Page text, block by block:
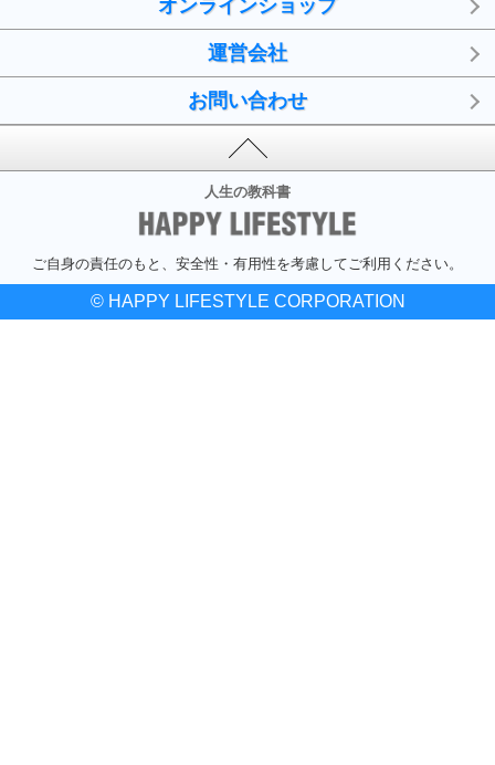
オンラインショップ
運営会社
お問い合わせ
人生の教科書
ご自身の責任のもと、安全性・有用性を考慮してご利用ください。
© HAPPY LIFESTYLE CORPORATION